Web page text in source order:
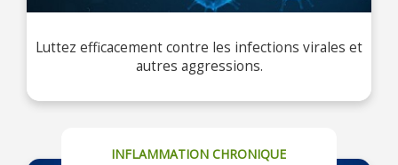
Luttez efficacement contre les infections virales et
autres aggressions.
INFLAMMATION CHRONIQUE